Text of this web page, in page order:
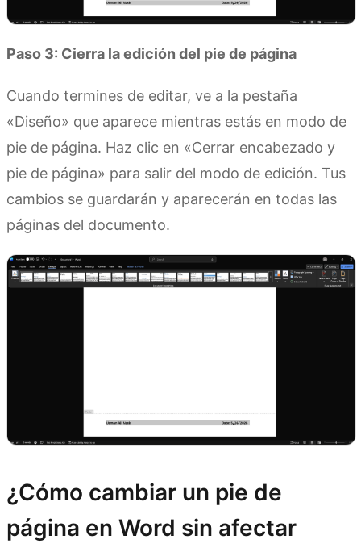
Paso 3: Cierra la edición del pie de página
Cuando termines de editar, ve a la pestaña
«Diseño» que aparece mientras estás en modo de
pie de página. Haz clic en «Cerrar encabezado y
pie de página» para salir del modo de edición. Tus
cambios se guardarán y aparecerán en todas las
páginas del documento.
¿Cómo cambiar un pie de
página en Word sin afectar